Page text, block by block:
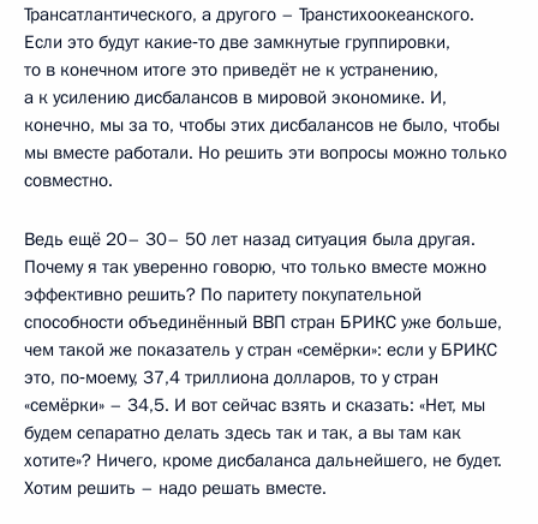
Трансатлантического, а другого – Транстихоокеанского.
Если это будут какие‑то две замкнутые группировки,
то в конечном итоге это приведёт не к устранению,
а к усилению дисбалансов в мировой экономике. И,
конечно, мы за то, чтобы этих дисбалансов не было, чтобы
мы вместе работали. Но решить эти вопросы можно только
совместно.
Ведь ещё 20– 30– 50 лет назад ситуация была другая.
Почему я так уверенно говорю, что только вместе можно
эффективно решить? По паритету покупательной
способности объединённый ВВП стран БРИКС уже больше,
чем такой же показатель у стран «семёрки»: если у БРИКС
это, по‑моему, 37,4 триллиона долларов, то у стран
«семёрки» – 34,5. И вот сейчас взять и сказать: «Нет, мы
будем сепаратно делать здесь так и так, а вы там как
хотите»? Ничего, кроме дисбаланса дальнейшего, не будет.
Хотим решить – надо решать вместе.